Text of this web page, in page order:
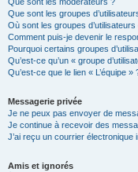
Que sont les groupes
Où sont les groupes
Comment puis-je devenir le
Pourquoi certains groupes
Qu’est-ce qu’un « groupe
Qu’est-ce que le lien « L’équipe »
Messagerie privée
Je ne peux pas envoyer de
Je continue à recevoir des
J’ai reçu un courrier électronique
Amis et ignorés